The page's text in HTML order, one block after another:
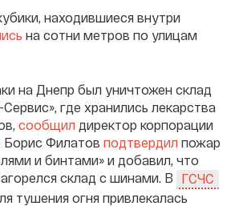
находившиеся внутри
на сотни метров по улицам
на Днепр был уничтожен склад
где хранились лекарства
сообщил директор корпорации
Борис Филатов подтвердил пожар
и бинтами» и добавил, что
склад с шинами. В
ГСЧС
тушения огня привлекалась